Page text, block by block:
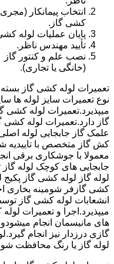
انتخاب پیمانکار
کشی گاز.
پایان عملیات لوله
تأیید مهندس ناظر.
نصب علم و کنتور گاز
(خانگی یا تجاری).
تعمیرات لوله کشی گاز بسته
نوع تعمیرات سایز لوله ها
میپذیرد.تعمیرات لوله کشی
گاز دارد.تعمیرات لوله کشی
علمک گاز جابجایی لوله
کش گاز متخصص با تاییدیه
معمولا با جوشکاری برقی
جابجایی های کوچک لوله گاز
لوله گاز لوله کشی گاز
کشی گازفر شومینه بخاری
انشعابات لوله کشی گاز
میپذیرد.اجرا و تعمیرات
های مانیسمان انجام میشودو
گازی درزدار نیز انجام
لوله گاز یا رنگ محافظت